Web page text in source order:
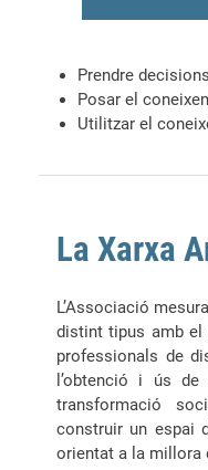
Prendre
Posar el
Utilitzar el
La Xarxa
L’Associació
distint tipus amb el
professionals de
l’obtenció i ús
transformació
construir un espai
orientat a la millora